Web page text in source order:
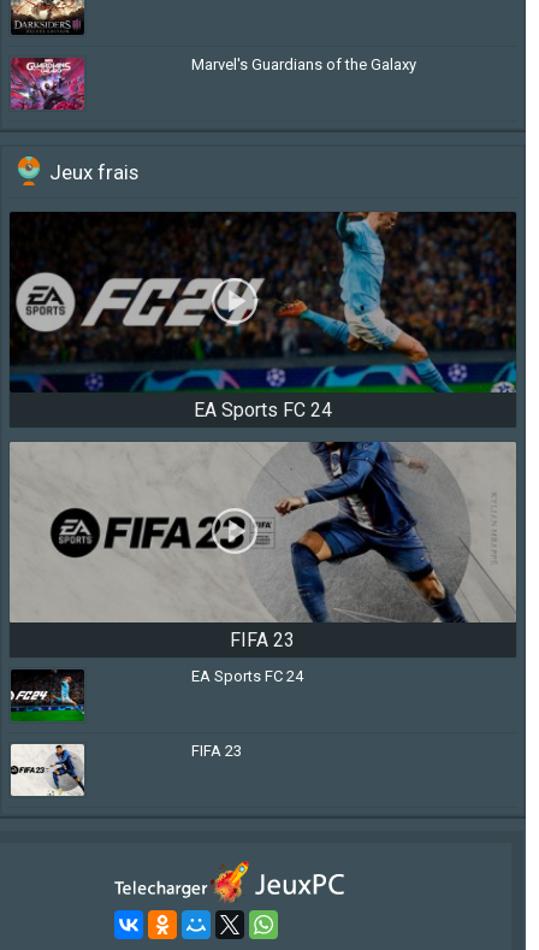
Marvel's Guardians of the Galaxy
Jeux frais
EA Sports FC 24
FIFA 23
EA Sports FC 24
FIFA 23